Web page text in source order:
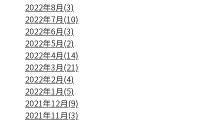
2022年8月(3)
2022年7月(10)
2022年6月(3)
2022年5月(2)
2022年4月(14)
2022年3月(21)
2022年2月(4)
2022年1月(5)
2021年12月(9)
2021年11月(3)